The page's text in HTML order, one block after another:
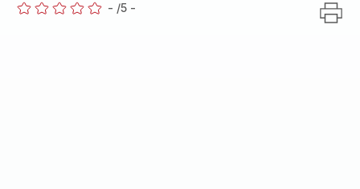
- /5 -